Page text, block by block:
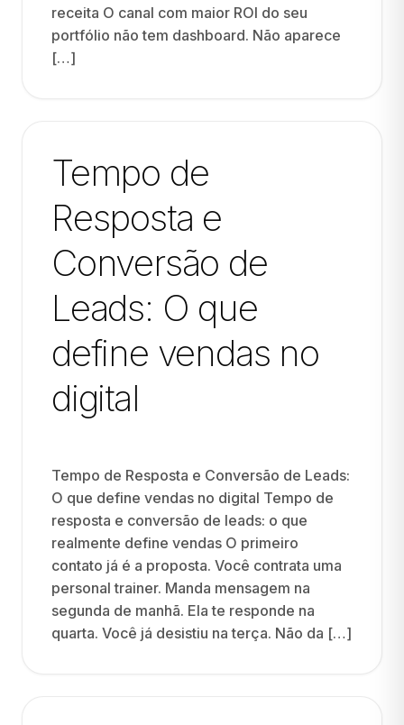
receita O canal com maior ROI do seu
portfólio não tem dashboard. Não aparece
[…]
Tempo de
Resposta e
Conversão de
Leads: O que
define vendas no
digital
Tempo de Resposta e Conversão de Leads:
O que define vendas no digital Tempo de
resposta e conversão de leads: o que
realmente define vendas O primeiro
contato já é a proposta. Você contrata uma
personal trainer. Manda mensagem na
segunda de manhã. Ela te responde na
quarta. Você já desistiu na terça. Não da […]